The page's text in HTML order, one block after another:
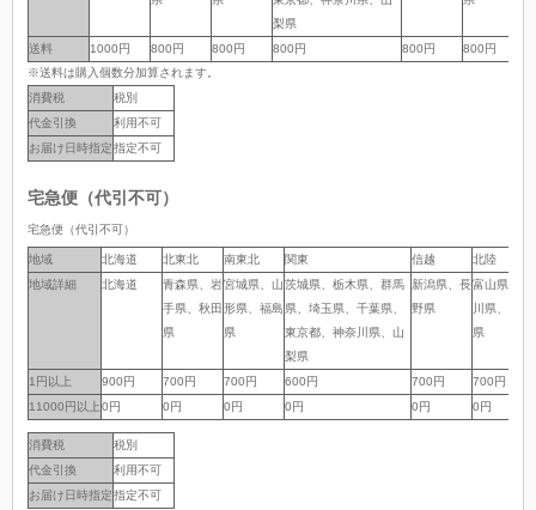
梨県
送料 1000円 800円 800円 800円 800円 800円
送料
※送料は購入個数分加算されます。
消費税
税別
代金引換
利用不可
お届け日時指定指定不可
宅急便（代引不可）
宅急便（代引不可）
地域 北海道 北東北 南東北 関東 信越 北陸
地域詳細
北海道
青森県、岩
手県、秋田
県
宮城県、山
形県、福島
県
茨城県、栃木県、群馬
県、埼玉県、千葉県、
東京都、神奈川県、山
梨県
新潟県、長
野県
富山県、石
川県、福井
県
1円以上 900円 700円 700円 600円 700円 700円
11000円以上0円 0円 0円 0円 0円 0円
地域
地域詳細
1円以上
11000円以上
消費税
税別
代金引換
利用不可
お届け日時指定指定不可